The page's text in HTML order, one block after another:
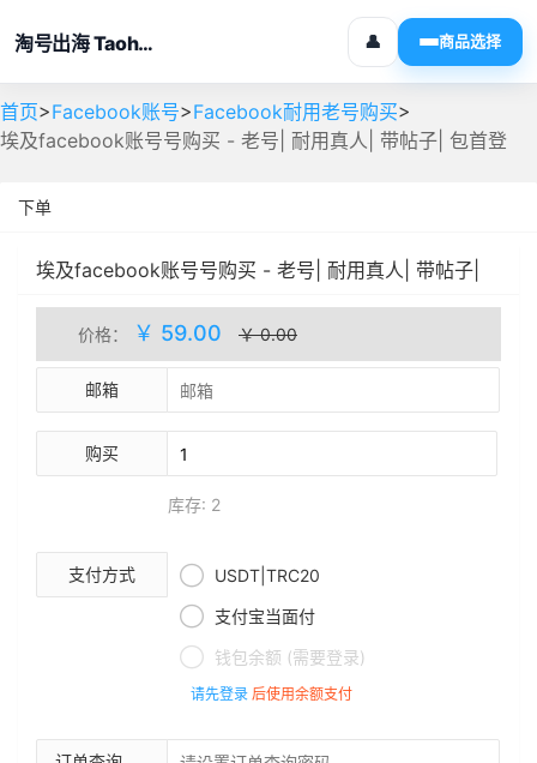
淘号出海 Taohaochuhai 👤 商品选择
首页>Facebook账号>Facebook耐用老号购买>
埃及facebook账号号购买 - 老号| 耐用真人| 带帖子| 包首登
下单
埃及facebook账号号购买 - 老号| 耐用真人| 带帖子|
包首登 人工处理 库存(2)
价格： ￥ 59.00 ￥ 0.00
邮箱
购买
库存: 2
支付方式  USDT|TRC20
 支付宝当面付
 钱包余额 (需要登录)
请先登录 后使用余额支付